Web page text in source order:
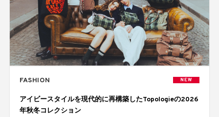
FASHION NEW
アイビースタイルを現代的に再構築したTopologieの2026
年秋冬コレクション